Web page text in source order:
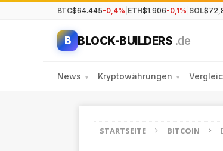
BTC$64.445-0,4% ETH$1.906-0,1% SOL
B BLOCK-BUILDERS .de
News ▾ Kryptowährungen ▾
STARTSEITE BITCOIN